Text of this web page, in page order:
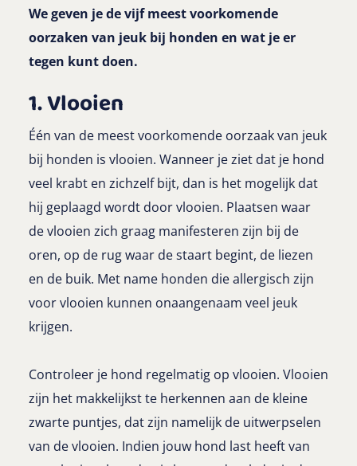
We geven je de vijf meest voorkomende
oorzaken van jeuk bij honden en wat je er
tegen kunt doen.
1. Vlooien
Één van de meest voorkomende oorzaak van jeuk
bij honden is vlooien. Wanneer je ziet dat je hond
veel krabt en zichzelf bijt, dan is het mogelijk dat
hij geplaagd wordt door vlooien. Plaatsen waar
de vlooien zich graag manifesteren zijn bij de
oren, op de rug waar de staart begint, de liezen
en de buik. Met name honden die allergisch zijn
voor vlooien kunnen onaangenaam veel jeuk
krijgen.
Controleer je hond regelmatig op vlooien. Vlooien
zijn het makkelijkst te herkennen aan de kleine
zwarte puntjes, dat zijn namelijk de uitwerpselen
van de vlooien. Indien jouw hond last heeft van